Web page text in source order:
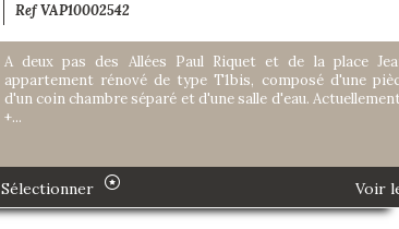
Ref VAP10002542
A deux pas des Allées Paul Riquet et de la place
appartement rénové de type T1bis, composé d'une
d'un coin chambre séparé et d'une salle d'eau.
+...
Sélectionner Voir